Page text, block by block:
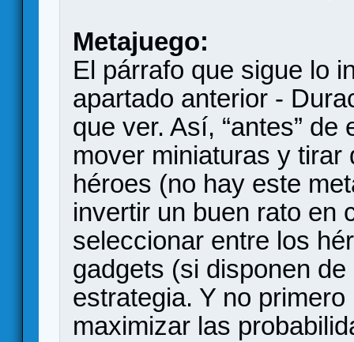
Metajuego:
El párrafo que sigue lo
apartado anterior -
que ver. Así, “antes”
mover miniaturas y
héroes (no hay este
invertir un buen rato en
seleccionar entre los
gadgets (si disponen
estrategia. Y no
maximizar las